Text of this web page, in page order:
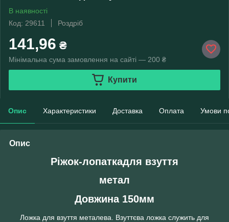
В наявності
Код: 29611
Роздріб
141,96 ₴
Мінімальна сума замовлення на сайті — 200 ₴
Купити
Опис Характеристики Доставка Оплата Умови
Опис
Ріжок-лопаткадля взуття
метал
Довжина 150мм
Ложка для взуття металева. Взуттєва ложка служить для